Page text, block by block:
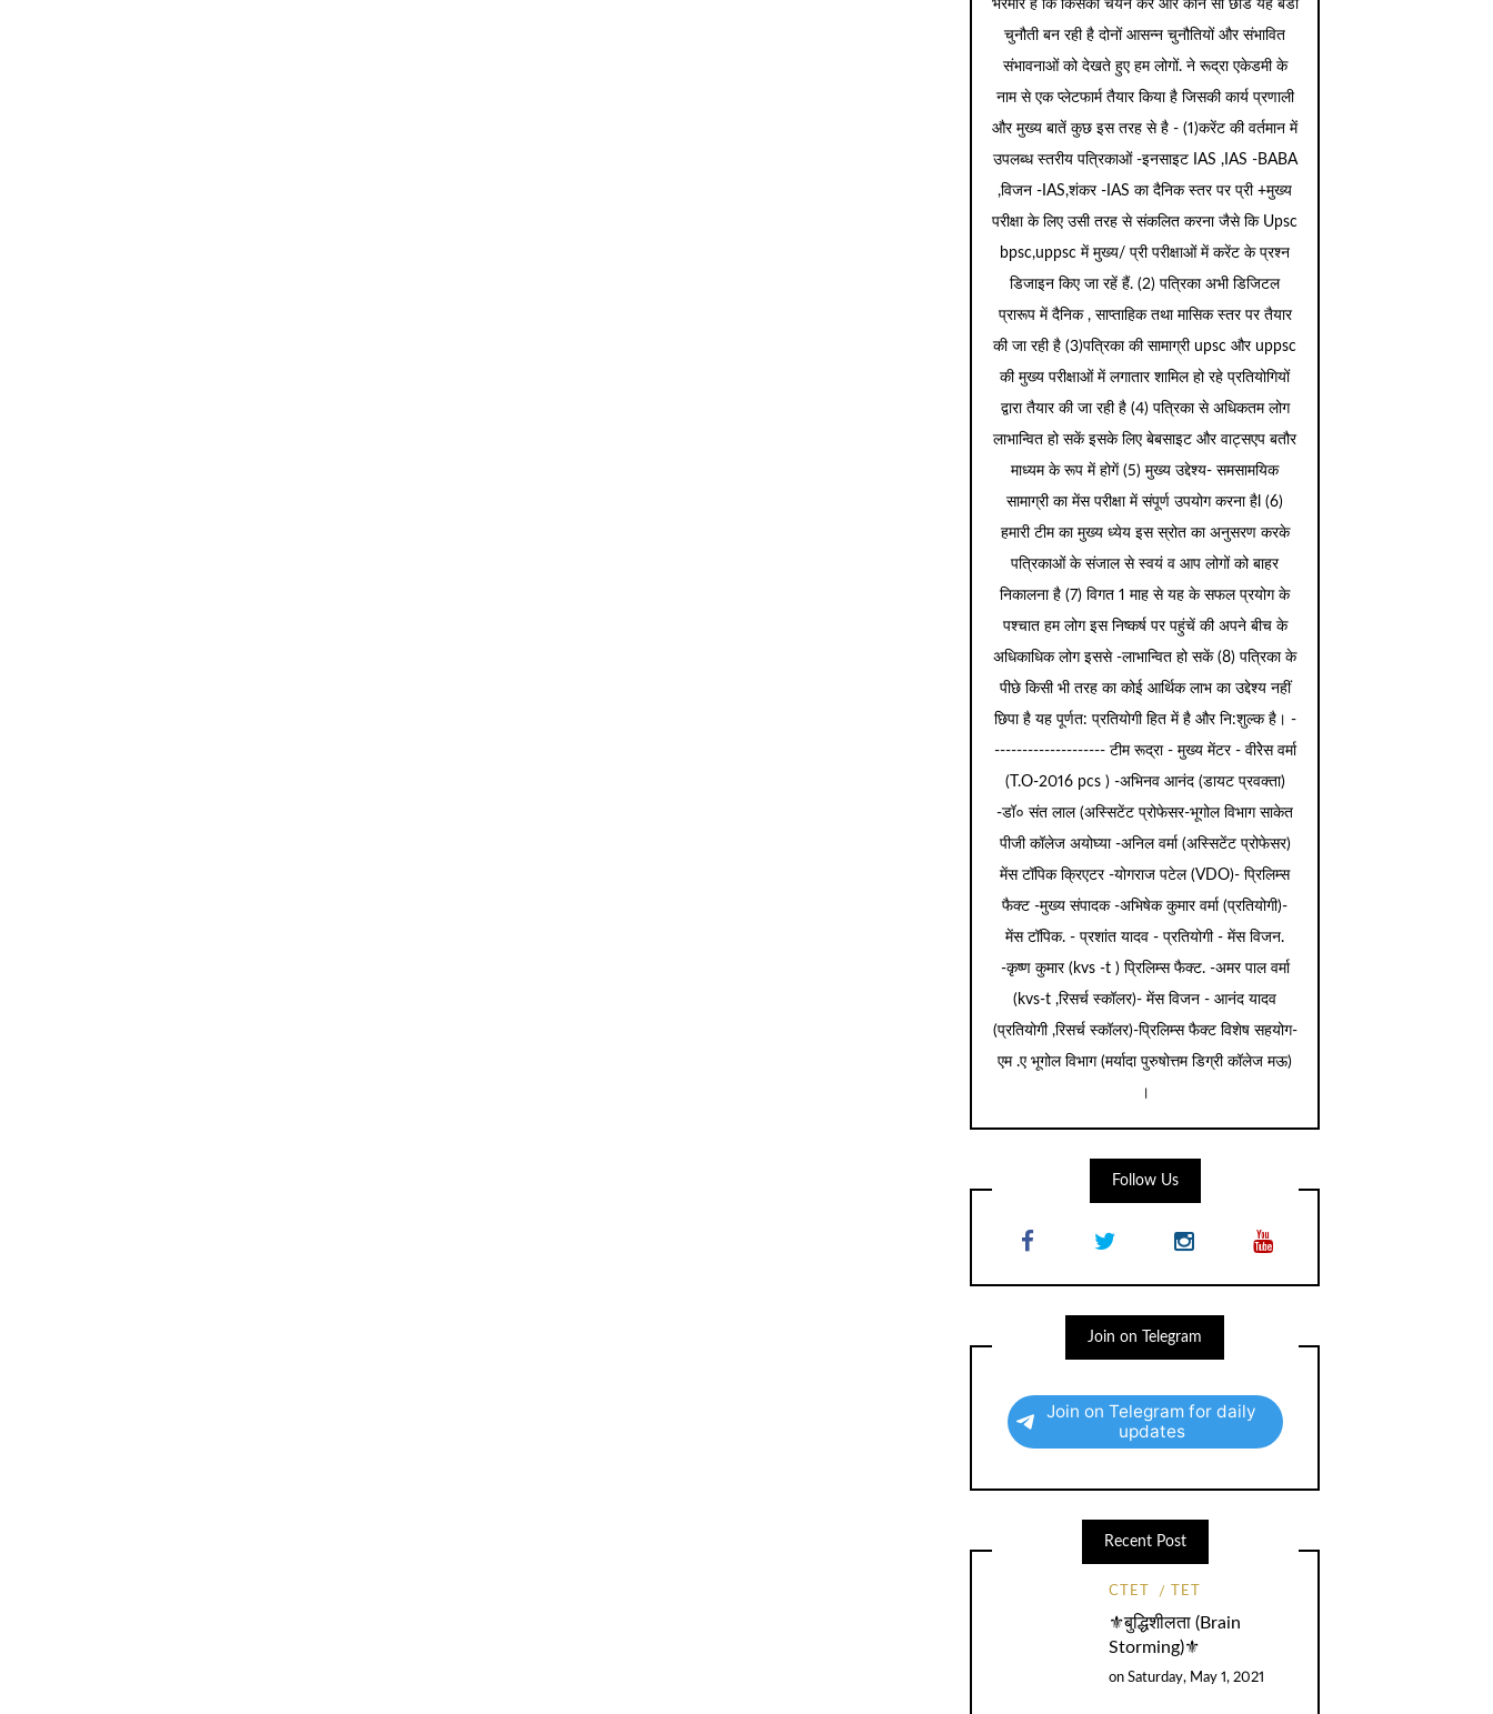
भरमार है कि किसका चयन करे और कौन सा छोडें यह बडी
चुनौती बन रही है दोनों आसन्न चुनौतियों और संभावित
संभावनाओं को देखते हुए हम लोगों. ने रूद्रा एकेडमी के
नाम से एक प्लेटफार्म तैयार किया है जिसकी कार्य प्रणाली
और मुख्य बातें कुछ इस तरह से है - (1)करेंट की वर्तमान में
उपलब्ध स्तरीय पत्रिकाओं -इनसाइट IAS ,IAS -BABA
,विजन -IAS,शंकर -IAS का दैनिक स्तर पर प्री +मुख्य
परीक्षा के लिए उसी तरह से संकलित करना जैसे कि Upsc
bpsc,uppsc में मुख्य/ प्री परीक्षाओं में करेंट के प्रश्न
डिजाइन किए जा रहें हैं. (2) पत्रिका अभी डिजिटल
प्रारूप में दैनिक , साप्ताहिक तथा मासिक स्तर पर तैयार
की जा रही है (3)पत्रिका की सामाग्री upsc और uppsc
की मुख्य परीक्षाओं में लगातार शामिल हो रहे प्रतियोगियों
द्वारा तैयार की जा रही है (4) पत्रिका से अधिकतम लोग
लाभान्वित हो सकें इसके लिए बेबसाइट और वाट्सएप बतौर
माध्यम के रूप में होगें (5) मुख्य उद्देश्य- समसामयिक
सामाग्री का मेंस परीक्षा में संपूर्ण उपयोग करना हैl (6)
हमारी टीम का मुख्य ध्येय इस स्रोत का अनुसरण करके
पत्रिकाओं के संजाल से स्वयं व आप लोगों को बाहर
निकालना है (7) विगत 1 माह से यह के सफल प्रयोग के
पश्चात हम लोग इस निष्कर्ष पर पहुंचें की अपने बीच के
अधिकाधिक लोग इससे -लाभान्वित हो सकें (8) पत्रिका के
पीछे किसी भी तरह का कोई आर्थिक लाभ का उद्देश्य नहीं
छिपा है यह पूर्णत: प्रतियोगी हित में है और नि:शुल्क है। -
-------------------- टीम रूद्रा - मुख्य मेंटर - वीरेेस वर्मा
(T.O-2016 pcs ) -अभिनव आनंद (डायट प्रवक्ता)
-डॉ० संत लाल (अस्सिटेंट प्रोफेसर-भूगोल विभाग साकेत
पीजी कॉलेज अयोघ्या -अनिल वर्मा (अस्सिटेंट प्रोफेसर)
मेंस टॉपिक क्रिएटर -योगराज पटेल (VDO)- प्रिलिम्स
फैक्ट -मुख्य संपादक -अभिषेक कुमार वर्मा (प्रतियोगी)-
मेंस टॉपिक. - प्रशांत यादव - प्रतियोगी - मेंस विजन.
-कृष्ण कुमार (kvs -t ) प्रिलिम्स फैक्ट. -अमर पाल वर्मा
(kvs-t ,रिसर्च स्कॉलर)- मेंस विजन - आनंद यादव
(प्रतियोगी ,रिसर्च स्कॉलर)-प्रिलिम्स फैक्ट विशेष सहयोग-
एम .ए भूगोल विभाग (मर्यादा पुरुषोत्तम डिग्री कॉलेज मऊ)
।
Follow Us
Join on Telegram
Join on Telegram for daily
updates
Recent Post
CTET TET
⚜️बुद्धिशीलता (Brain
Storming)⚜️
on Saturday, May 1, 2021